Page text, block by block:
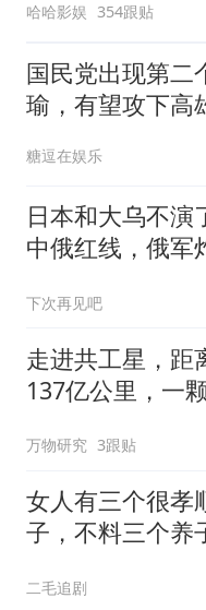
哈哈影娱 354跟贴
国民党出现第二
瑜，有望攻下高
子嘉三字预测不
糖逗在娱乐
日本和大乌不演
中俄红线，俄军
下次再见吧
走进共工星，距
137亿公里，一
万物研究 3跟贴
女人有三个很孝
子，不料三个养
二毛追剧